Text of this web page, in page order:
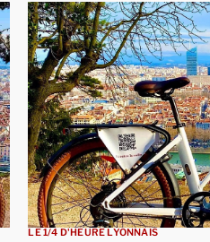
LE 1/4 D'HEURE LYONNAIS